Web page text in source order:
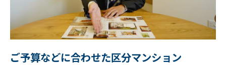
ご予算などに合わせた区分マンション